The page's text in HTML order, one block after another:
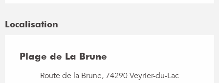
Localisation
Plage de La Brune
Route de la Brune, 74290 Veyrier-du-Lac